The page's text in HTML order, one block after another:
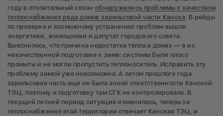
году в отопительный сезонобнаружились проблемы с качеством
теплоснабжения ряда домов зарельсовой части Канска . В рейды
по проверке и возможному устранению проблем вышли
энергетики, жилищники и депутат городского совета.
Выяснилось, что причина недостатка тепла в домах — в их
некачественной подготовке к зиме: системы были плохо
промыты и не могли пропустить теплоноситель. Исправить эту
проблему зимой уже невозможно. А летом прошлого года
зарельсовая часть еще не была зоной ответственности Канской
ТЭЦ, поэтому и подготовку там СГК не контролировала. В
текущий летний период ситуация изменилась, теперь за
теплоснабжение этой территории отвечает Канская ТЭЦ, и